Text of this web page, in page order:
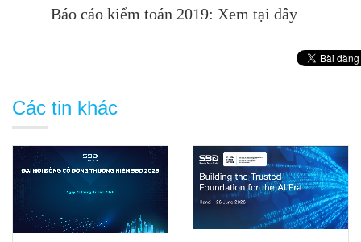
Báo cáo kiểm toán 2019: Xem tại đây
Các tin khác